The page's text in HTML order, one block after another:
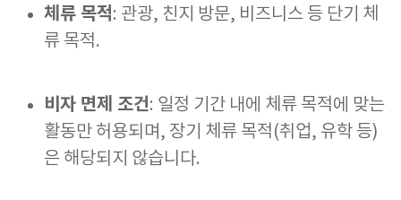
체류 목적: 관광, 친지 방문, 비즈니스 등 단기 체
류 목적.
비자 면제 조건: 일정 기간 내에 체류 목적에 맞는
활동만 허용되며, 장기 체류 목적(취업, 유학 등)
은 해당되지 않습니다.